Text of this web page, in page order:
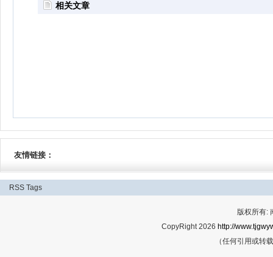
相关文章
友情链接：
RSS Tags
版权所有:
CopyRight 2026 http://
（任何引用或转